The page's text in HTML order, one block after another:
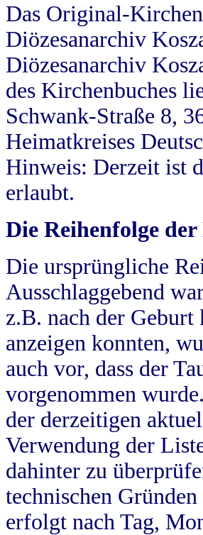
Das Original-
Diözesanarchiv
Diözesanarchiv
des Kirchenbuches
Schwank-Straße 8,
Heimatkreises
Hinweis: Derzeit ist
erlaubt.
Die Reihenfolge
Die ursprüngliche
Ausschlaggebend
z.B. nach der
anzeigen konnten,
auch vor, dass der
vorgenommen
der derzeitigen
Verwendung der
dahinter zu
technischen
erfolgt nach Tag,